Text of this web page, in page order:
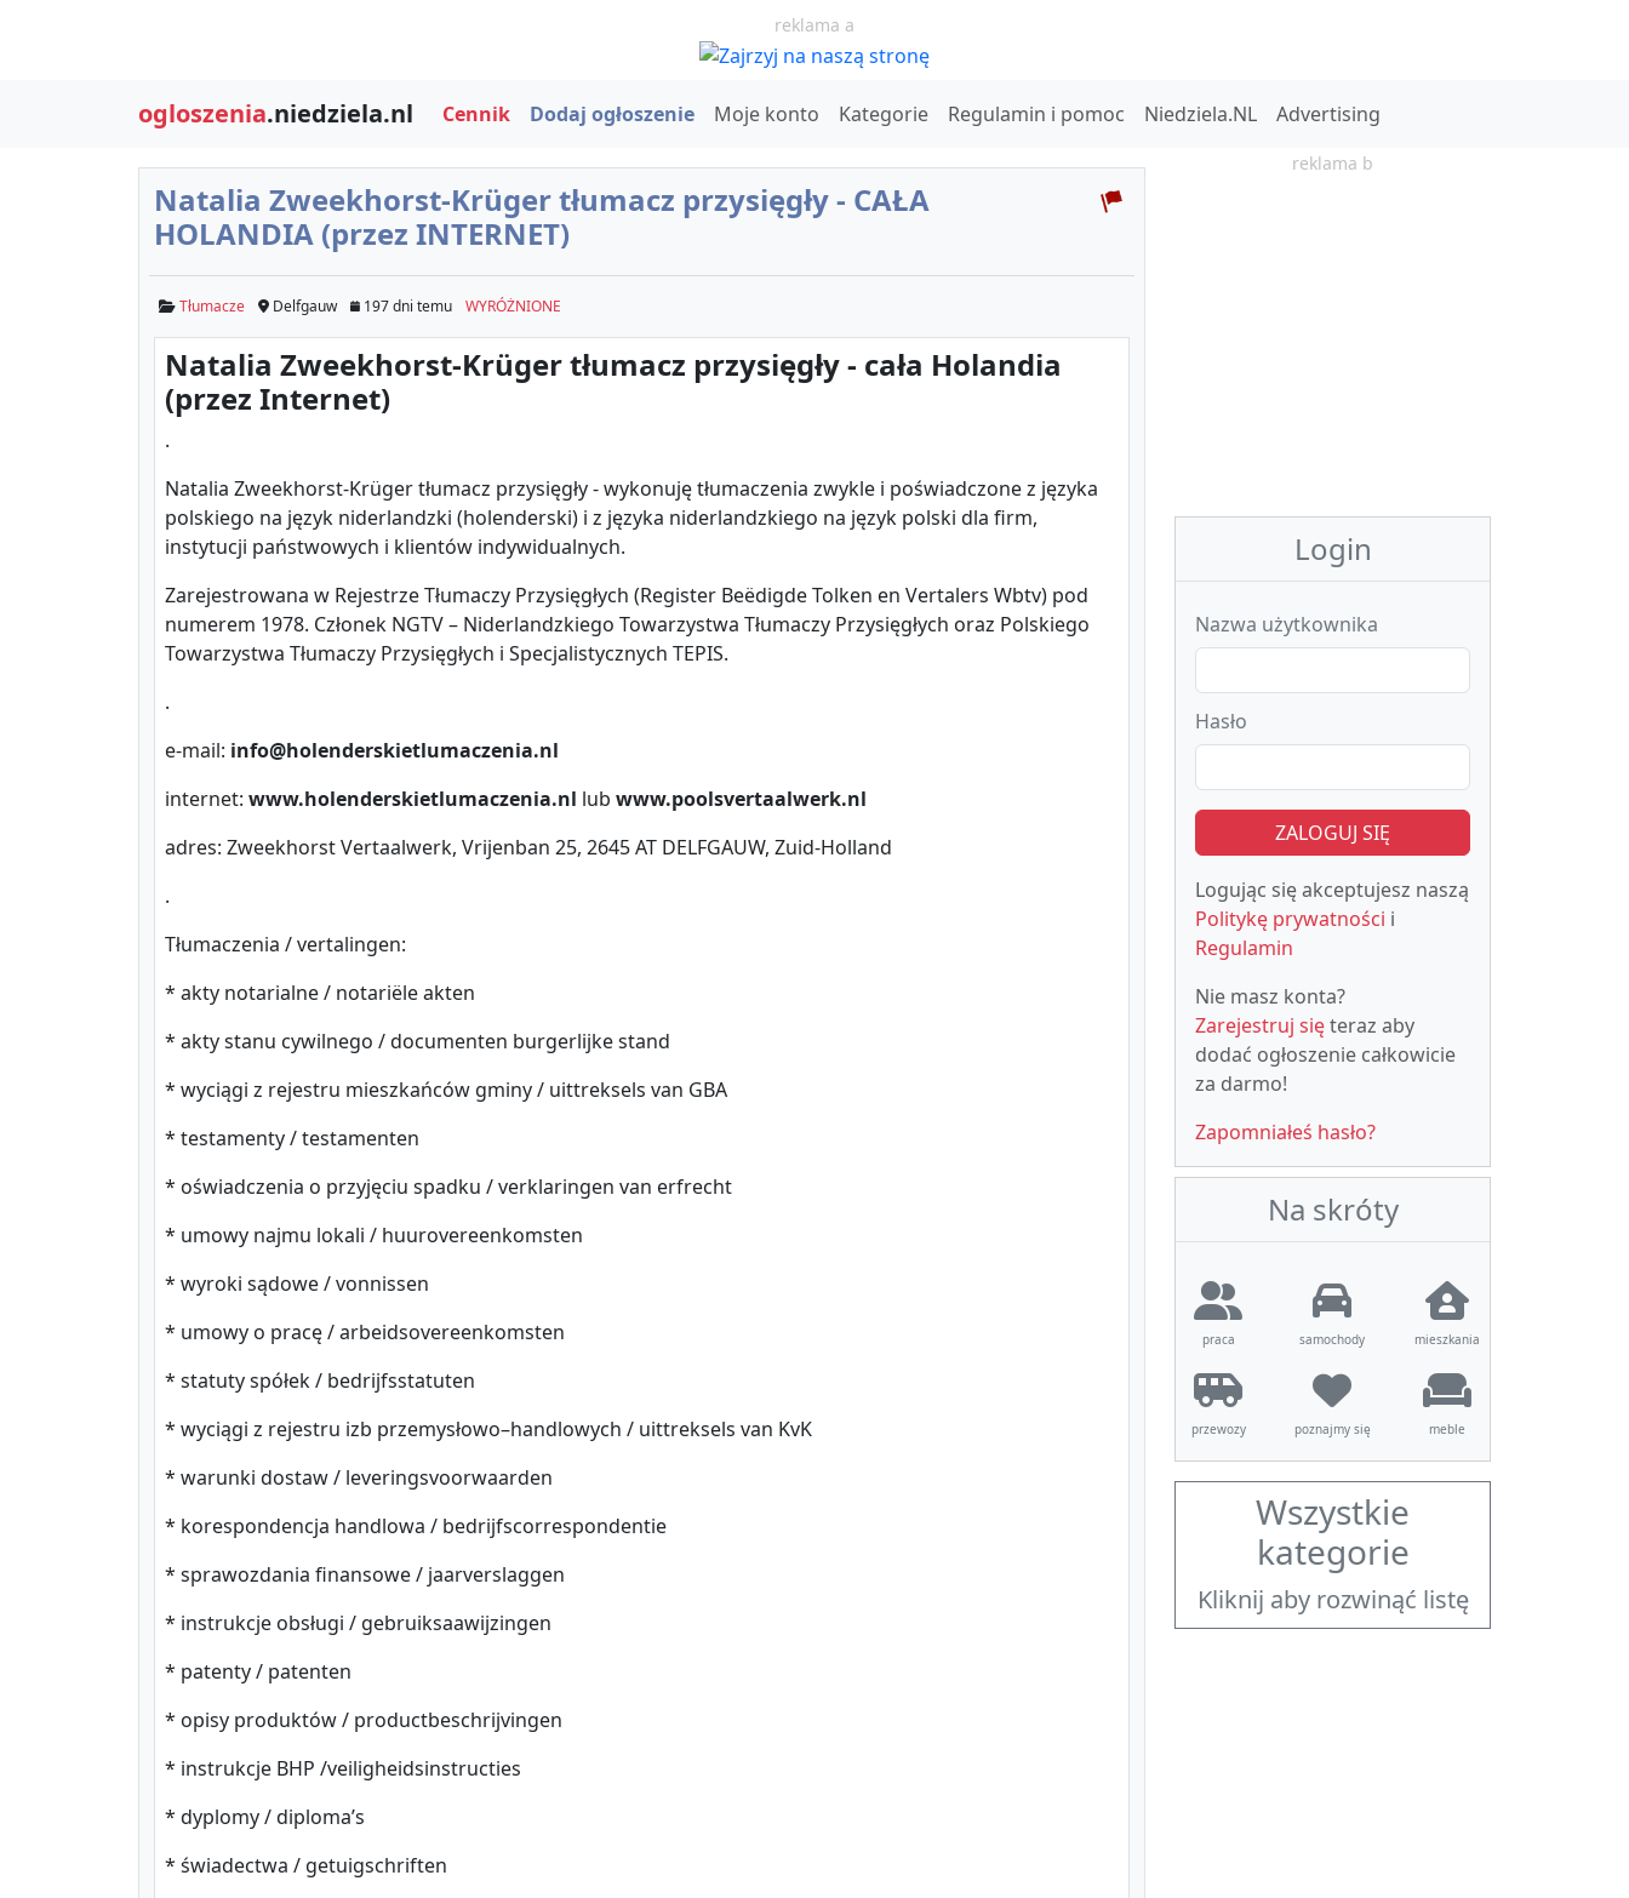
reklama a
ogloszenia.niedziela.nl Cennik Dodaj ogłoszenie Moje konto Kategorie Regulamin i pomoc Niedziela.NL Advertising
Natalia Zweekhorst-Krüger tłumacz przysięgły - CAŁA
HOLANDIA (przez INTERNET)
Tłumacze Delfgauw 197 dni temu WYRÓŻNIONE
Natalia Zweekhorst-Krüger tłumacz przysięgły - cała Holandia
(przez Internet)
.
Natalia Zweekhorst-Krüger tłumacz przysięgły - wykonuję tłumaczenia zwykle i poświadczone z języka
polskiego na język niderlandzki (holenderski) i z języka niderlandzkiego na język polski dla firm,
instytucji państwowych i klientów indywidualnych.
Zarejestrowana w Rejestrze Tłumaczy Przysięgłych (Register Beëdigde Tolken en Vertalers Wbtv) pod
numerem 1978. Członek NGTV – Niderlandzkiego Towarzystwa Tłumaczy Przysięgłych oraz Polskiego
Towarzystwa Tłumaczy Przysięgłych i Specjalistycznych TEPIS.
.
e-mail: info@holenderskietlumaczenia.nl
internet: www.holenderskietlumaczenia.nl lub www.poolsvertaalwerk.nl
adres: Zweekhorst Vertaalwerk, Vrijenban 25, 2645 AT DELFGAUW, Zuid-Holland
.
Tłumaczenia / vertalingen:
* akty notarialne / notariële akten
* akty stanu cywilnego / documenten burgerlijke stand
* wyciągi z rejestru mieszkańców gminy / uittreksels van GBA
* testamenty / testamenten
* oświadczenia o przyjęciu spadku / verklaringen van erfrecht
* umowy najmu lokali / huurovereenkomsten
* wyroki sądowe / vonnissen
* umowy o pracę / arbeidsovereenkomsten
* statuty spółek / bedrijfsstatuten
* wyciągi z rejestru izb przemysłowo–handlowych / uittreksels van KvK
* warunki dostaw / leveringsvoorwaarden
* korespondencja handlowa / bedrijfscorrespondentie
* sprawozdania finansowe / jaarverslaggen
* instrukcje obsługi / gebruiksaawijzingen
* patenty / patenten
* opisy produktów / productbeschrijvingen
* instrukcje BHP /veiligheidsinstructies
* dyplomy / diploma’s
* świadectwa / getuigschriften
reklama b
Login
Nazwa użytkownika
Hasło
ZALOGUJ SIĘ
Logując się akceptujesz naszą
Politykę prywatności i
Regulamin
Nie masz konta?
Zarejestruj sięteraz aby
dodać ogłoszenie całkowicie
za darmo!
Zapomniałeś hasło?
Na skróty
praca samochody mieszkania
przewozy poznajmy się meble
Wszystkie
kategorie
Kliknij aby rozwinąć listę